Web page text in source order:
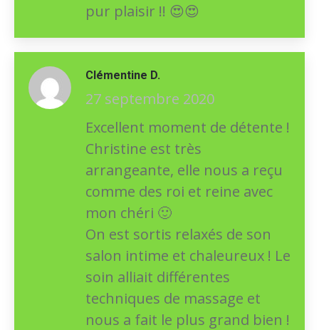
pur plaisir !! 😍😍
Clémentine D.
27 septembre 2020
Excellent moment de détente !
Christine est très
arrangeante, elle nous a reçu
comme des roi et reine avec
mon chéri 🙂
On est sortis relaxés de son
salon intime et chaleureux ! Le
soin alliait différentes
techniques de massage et
nous a fait le plus grand bien !